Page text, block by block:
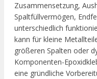
Zusammensetzung,
Spaltfüllvermögen,
unterschiedlich
kann für kleine
größeren Spalten oder
Komponenten-
eine gründliche